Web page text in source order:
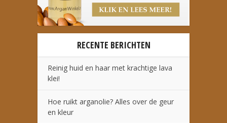
RECENTE BERICHTEN
Reinig huid en haar met krachtige lava
klei!
Hoe ruikt arganolie? Alles over de geur
en kleur